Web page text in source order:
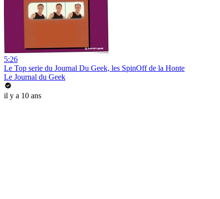
5:26
Le Top serie du Journal Du Geek, les SpinOff de la Honte
Le Journal du Geek
il y a 10 ans